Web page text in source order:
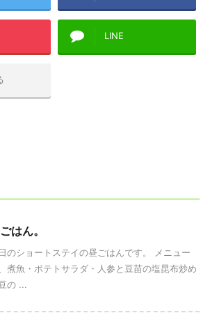
LINE
はん。
のショートステイの昼ごはんです。 メニュー
煮魚・ポテトサラダ・人参と豆苗の塩昆布炒め
の ...